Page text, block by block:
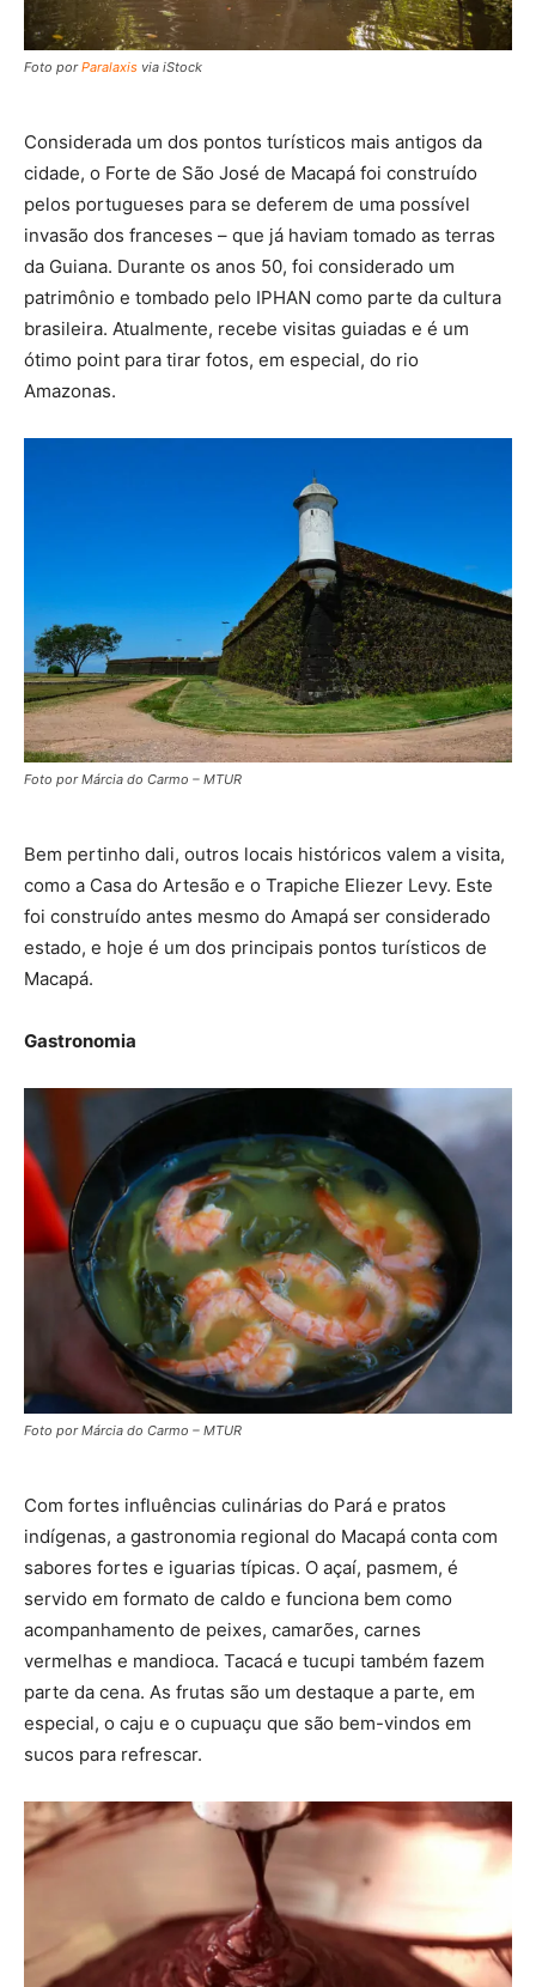
Foto porParalaxis via iStock
Considerada um dos pontos turísticos mais antigos da
cidade, o Forte de São José de Macapá foi construído
pelos portugueses para se deferem de uma possível
invasão dos franceses – que já haviam tomado as terras
da Guiana. Durante os anos 50, foi considerado um
patrimônio e tombado pelo IPHAN como parte da cultura
brasileira. Atualmente, recebe visitas guiadas e é um
ótimo point para tirar fotos, em especial, do rio
Amazonas.
Foto por Márcia do Carmo – MTUR
Bem pertinho dali, outros locais históricos valem a visita,
como a Casa do Artesão e o Trapiche Eliezer Levy. Este
foi construído antes mesmo do Amapá ser considerado
estado, e hoje é um dos principais pontos turísticos de
Macapá.
Gastronomia
Foto por Márcia do Carmo – MTUR
Com fortes influências culinárias do Pará e pratos
indígenas, a gastronomia regional do Macapá conta com
sabores fortes e iguarias típicas. O açaí, pasmem, é
servido em formato de caldo e funciona bem como
acompanhamento de peixes, camarões, carnes
vermelhas e mandioca. Tacacá e tucupi também fazem
parte da cena. As frutas são um destaque a parte, em
especial, o caju e o cupuaçu que são bem-vindos em
sucos para refrescar.